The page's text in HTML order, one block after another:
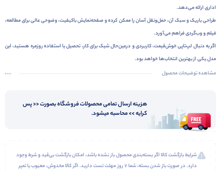
اداری ارائه می‌دهد.
طراحی باریک و سبک آن، حمل‌ونقل آسان را ممکن کرده و صفحه‌نمایش باکیفیت، وضوحی عالی برای مطالعه،
فیلم و وب‌گردی فراهم می‌آورد.
اگر به دنبال لپ‌تاپی خوش‌قیمت، کاربردی و درعین‌حال شیک برای کار، تحصیل یا استفاده روزمره هستید، این
مدل یکی از بهترین انتخاب‌ها خواهد بود.
مشاهده توضیحات محصول
هزینه ارسال تمامی محصولات فروشگاه بصورت << پس
کرایه >> محاسبه میشود.
شرایط بازگشت کالا اگر بسته‌بندی محصول باز نشده باشد، امکان بازگشت بی‌قید و شرط وجود
دارد. در صورت باز شدن بسته، شما ۷ روز مهلت تست دارید. اگر کالا مخدوش، معیوب یا تمپر